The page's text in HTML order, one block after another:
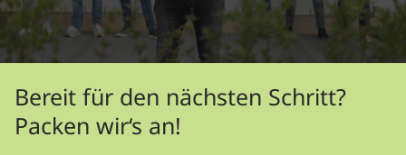
Bereit für den nächsten Schritt?
Packen wir‘s an!